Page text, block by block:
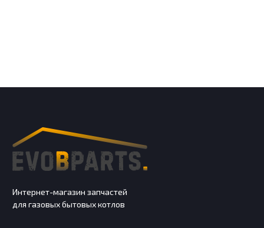
Интернет-магазин запчастей
для газовых бытовых котлов